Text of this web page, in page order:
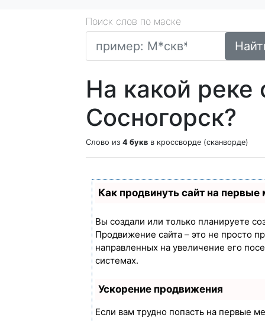
Поиск слов по маске
На какой реке
Сосногорск?
Слово из 4 букв в кроссворде (сканворде)
Как продвинуть сайт на первые
Вы создали или только планируете
Продвижение сайта – это не просто
направленных на увеличение его
системах.
Ускорение продвижения
Если вам трудно попасть на первые